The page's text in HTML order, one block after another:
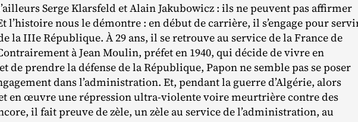
Serge Klarsfeld et Alain Jakubowicz : ils ne peuvent pas affirmer
l’histoire nous le démontre : en début de carrière, il s’engage pour
la IIIe République. À 29 ans, il se retrouve au service de la France de
à Jean Moulin, préfet en 1940, qui décide de vivre en
de prendre la défense de la République, Papon ne semble pas se poser
dans l’administration. Et, pendant la guerre d’Algérie, alors
en œuvre une répression ultra‐​violente voire meurtrière contre des
il fait preuve de zèle, un zèle au service de l’administration, au